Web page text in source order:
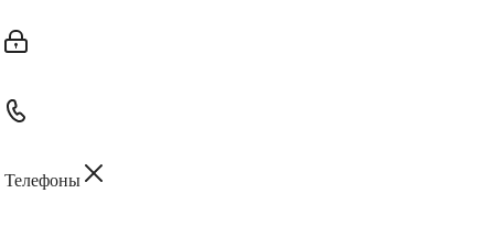
Телефоны